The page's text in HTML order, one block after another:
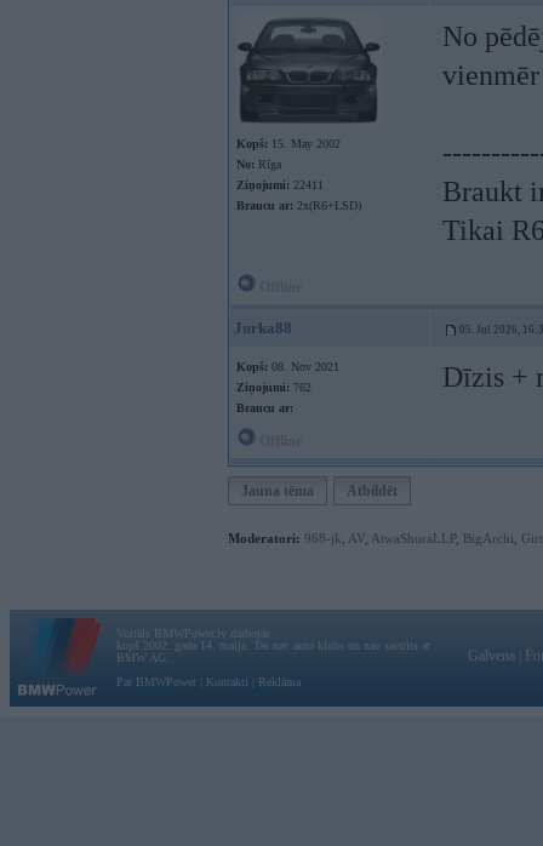
Kopš: 15. May 2002
No: Rīga
Ziņojumi: 22411
Braucu ar: 2x(R6+LSD)
No
Braukt
Tikai
Jurka88 05. Jul 2026,
Kopš: 08. Nov 2021
Ziņojumi: 762
Braucu ar:
Dīzis +
Jauna tēma Atbildēt
Moderatori: 968-jk AV AiwaShuraLLP, BigArchi
Vortāls BMWPower.lv darbojas
kopš 2002. gada 14. maija. Tas nav auto klubs un nav saistīts ar
BMW AG.
Par BMWPower
Kontakti Reklāma
Galvena